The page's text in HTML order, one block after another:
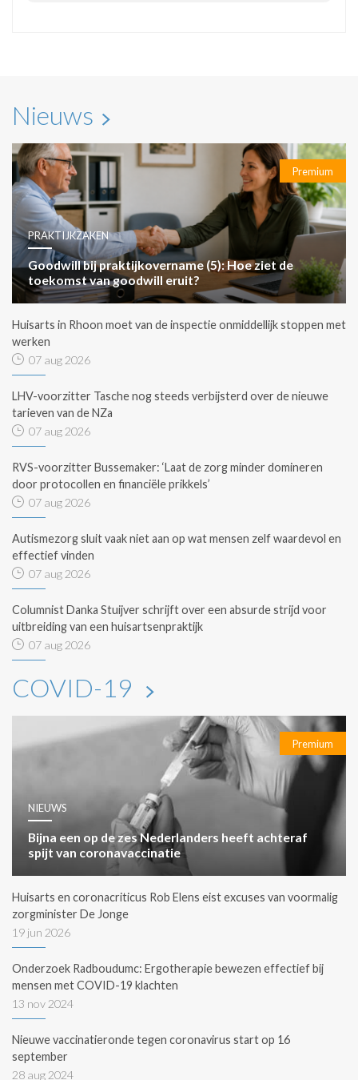
Nieuws
Premium
PRAKTIJKZAKEN
Goodwill bij praktijkovername (5): Hoe ziet de
toekomst van goodwill eruit?
Huisarts in Rhoon moet van de inspectie onmiddellijk stoppen met
werken
07 aug 2026
LHV-voorzitter Tasche nog steeds verbijsterd over de nieuwe
tarieven van de NZa
07 aug 2026
RVS-voorzitter Bussemaker: ‘Laat de zorg minder domineren
door protocollen en financiële prikkels’
07 aug 2026
Autismezorg sluit vaak niet aan op wat mensen zelf waardevol en
effectief vinden
07 aug 2026
Columnist Danka Stuijver schrijft over een absurde strijd voor
uitbreiding van een huisartsenpraktijk
07 aug 2026
COVID-19
Premium
NIEUWS
Bijna een op de zes Nederlanders heeft achteraf
spijt van coronavaccinatie
Huisarts en coronacriticus Rob Elens eist excuses van voormalig
zorgminister De Jonge
19 jun 2026
Onderzoek Radboudumc: Ergotherapie bewezen effectief bij
mensen met COVID-19 klachten
13 nov 2024
Nieuwe vaccinatieronde tegen coronavirus start op 16
september
28 aug 2024